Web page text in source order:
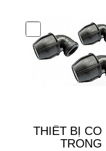
THIẾT BỊ CO
TRONG